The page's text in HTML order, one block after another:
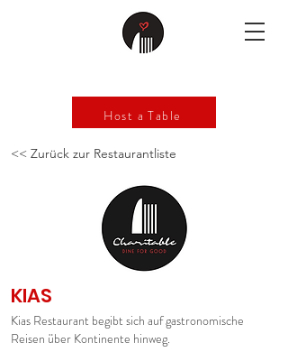
Host a Table
<< Zurück zur Restaurantliste
KIAS
Kias Restaurant begibt sich auf gastronomische
Reisen über Kontinente hinweg.